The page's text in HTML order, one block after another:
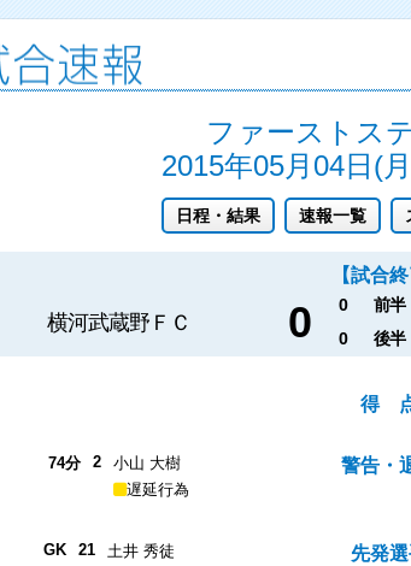
ファーストス
2015年05月04日(
日程・結果 速報一覧
【試合終
横河武蔵野ＦＣ 0 0 前半
0 後半
得
警告・
74分 2
小山 大樹
遅延行為
先発
GK 21
土井 秀徒